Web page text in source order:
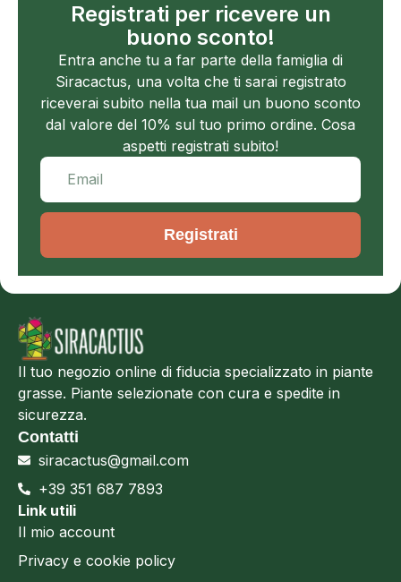
Registrati per ricevere un
buono sconto!
Entra anche tu a far parte della famiglia di
Siracactus, una volta che ti sarai registrato
riceverai subito nella tua mail un buono sconto
dal valore del 10% sul tuo primo ordine. Cosa
aspetti registrati subito!
Registrati
Il tuo negozio online di fiducia specializzato in piante
grasse. Piante selezionate con cura e spedite in
sicurezza.
Contatti
siracactus@gmail.com
+39 351 687 7893
Link utili
Il mio account
Privacy e cookie policy